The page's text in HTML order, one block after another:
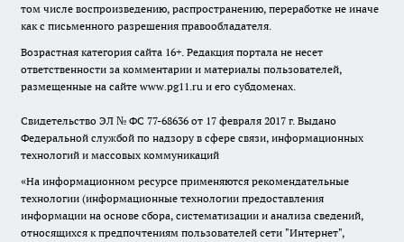
том числе воспроизведению, распространению, переработке не иначе
как с письменного разрешения правообладателя.
Возрастная категория сайта 16+. Редакция портала не несет
ответственности за комментарии и материалы пользователей,
размещенные на сайте www.pg11.ru и его субдоменах.
Свидетельство ЭЛ № ФС 77-68636 от 17 февраля 2017 г. Выдано
Федеральной службой по надзору в сфере связи, информационных
технологий и массовых коммуникаций
«На информационном ресурсе применяются рекомендательные
технологии (информационные технологии предоставления
информации на основе сбора, систематизации и анализа сведений,
относящихся к предпочтениям пользователей сети "Интернет",